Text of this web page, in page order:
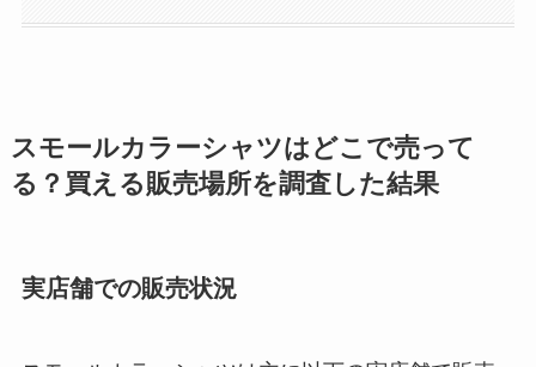
スモールカラーシャツはどこで売って
る？買える販売場所を調査した結果
実店舗での販売状況